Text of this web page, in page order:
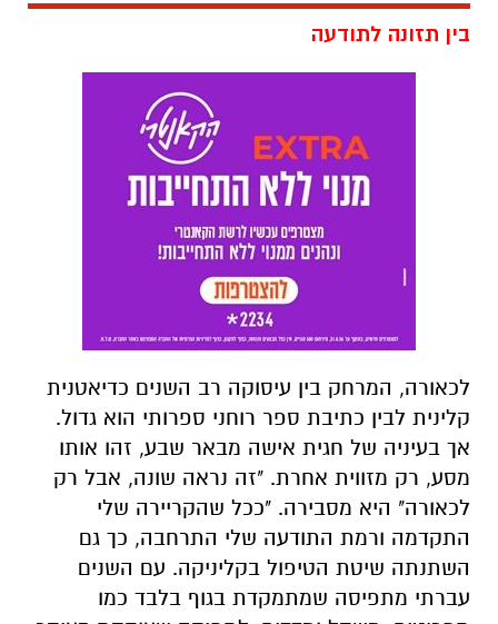
בין תזונה לתודעה
לכאורה, המרחק בין עיסוקה רב השנים כדיאטנית
קלינית לבין כתיבת ספר רוחני ספרותי הוא גדול.
אך בעיניה של חגית אישה מבאר שבע, זהו אותו
מסע, רק מזווית אחרת. "זה נראה שונה, אבל רק
לכאורה" היא מסבירה. "ככל שהקריירה שלי
התקדמה ורמת התודעה שלי התרחבה, כך גם
השתנתה שיטת הטיפול בקליניקה. עם השנים
עברתי מתפיסה שמתמקדת בגוף בלבד כמו